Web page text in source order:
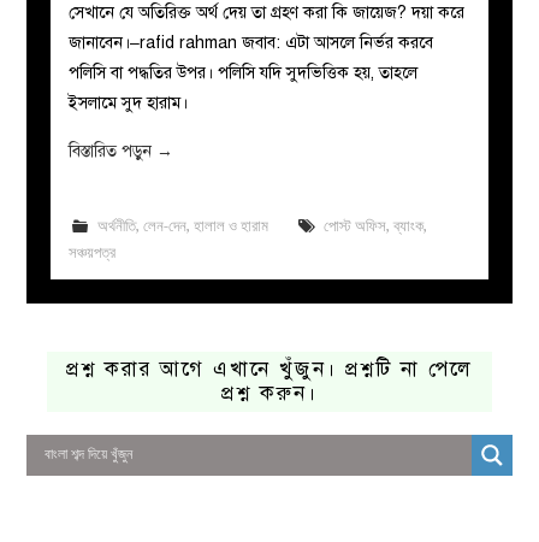
মজলিস
প্রশ্ন
করুন
সেখানে যে অতিরিক্ত অর্থ দেয় তা গ্রহণ করা কি জায়েজ? দয়া করে
জানাবেন।–rafid rahman জবাব: এটা আসলে নির্ভর করবে
পলিসি বা পদ্ধতির উপর। পলিসি যদি সুদভিত্তিক হয়, তাহলে
ইসলামে সুদ হারাম।
বিস্তারিত পড়ুন →
অর্থনীতি, লেন-দেন, হালাল ও হারাম পোস্ট অফিস, ব্যাংক,
সঞ্চয়পত্র
প্রশ্ন করার আগে এখানে খুঁজুন। প্রশ্নটি না পেলে
প্রশ্ন করুন।